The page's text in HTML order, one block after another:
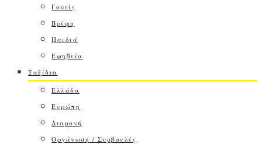
Γονείς
Βρέφη
Παιδιά
Εφηβεία
Ταξίδια
Ελλάδα
Ευρώπη
Διαμονή
Οργάνωση / Συμβουλές